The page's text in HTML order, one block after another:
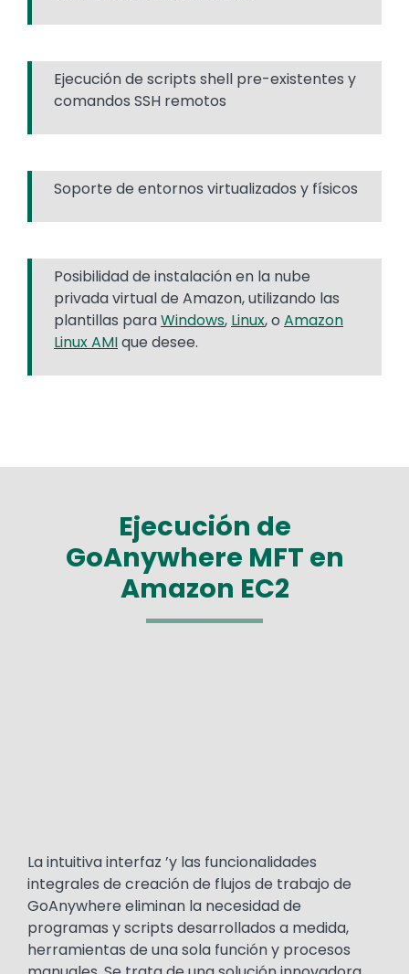
Ejecución de scripts shell pre-existentes y
comandos SSH remotos
Soporte de entornos virtualizados y físicos
Posibilidad de instalación en la nube
privada virtual de Amazon, utilizando las
plantillas paraWindows, Linux, o Amazon
Linux AMIque desee.
Ejecución de
GoAnywhere MFT en
Amazon EC2
Text
La intuitiva interfaz ’y las funcionalidades
integrales de creación de flujos de trabajo de
GoAnywhere eliminan la necesidad de
programas y scripts desarrollados a medida,
herramientas de una sola función y procesos